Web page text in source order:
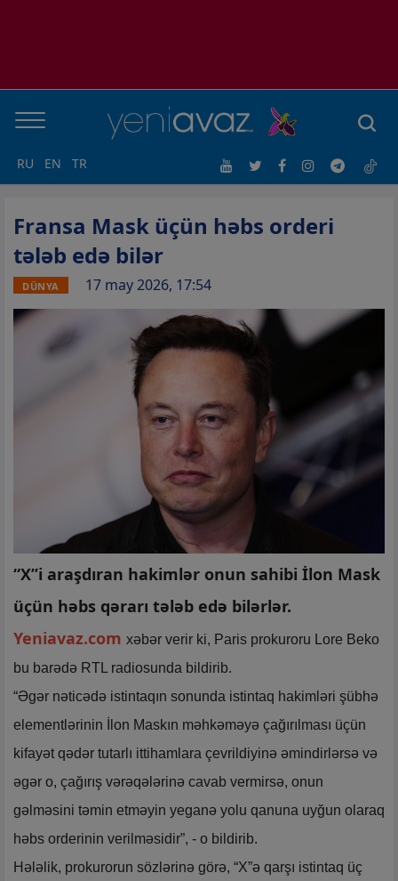
RU EN TR
Fransa Mask üçün həbs orderi
tələb edə bilər
DÜNYA 17 may 2026, 17:54
“X”i araşdıran hakimlər onun sahibi İlon Mask
üçün həbs qərarı tələb edə bilərlər.
Yeniavaz.com xəbər verir ki, Paris prokuroru Lore Beko
bu barədə RTL radiosunda bildirib.
“Əgər nəticədə istintaqın sonunda istintaq hakimləri şübhə
elementlərinin İlon Maskın məhkəməyə çağırılması üçün
kifayət qədər tutarlı ittihamlara çevrildiyinə əmindirlərsə və
əgər o, çağırış vərəqələrinə cavab vermirsə, onun
gəlməsini təmin etməyin yeganə yolu qanuna uyğun olaraq
həbs orderinin verilməsidir”, - o bildirib.
Hələlik, prokurorun sözlərinə görə, “X”ə qarşı istintaq üç